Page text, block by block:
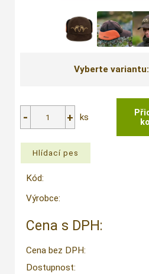
Vyberte variantu:
ks
Kód:
Výrobce:
Cena s DPH:
Cena bez DPH:
Dostupnost: